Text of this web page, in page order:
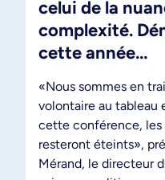
celui de la
complexité.
cette année…
«Nous sommes en
volontaire au tableau
cette conférence, les
resteront éteints»,
Mérand, le directeur